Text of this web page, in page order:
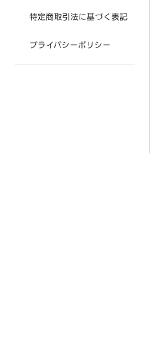
特定商取引法に基づく表記
プライバシーポリシー